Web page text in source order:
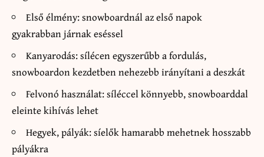
Első élmény: snowboardnál az első napok
gyakrabban járnak eséssel
Kanyarodás: sílécen egyszerűbb a fordulás,
snowboardon kezdetben nehezebb irányítani a deszkát
Felvonó használat: síléccel könnyebb, snowboarddal
eleinte kihívás lehet
Hegyek, pályák: síelők hamarabb mehetnek hosszabb
pályákra